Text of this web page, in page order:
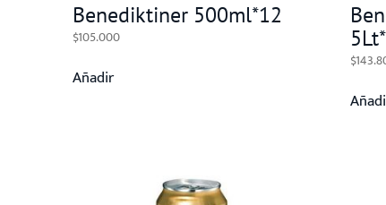
Benediktiner 500ml*12
$105.000
Añadir
$